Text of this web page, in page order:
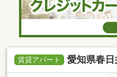
賃貸アパート 愛知県春